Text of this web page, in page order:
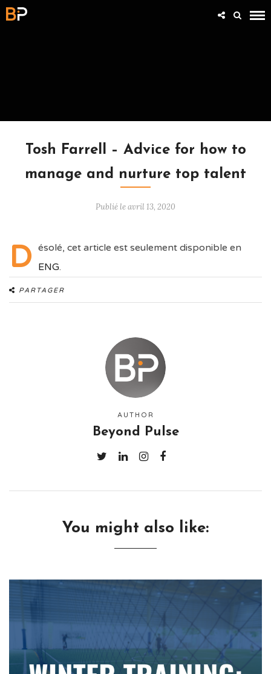
Tosh Farrell – Advice for how to
manage and nurture top talent
Publié le avril 13, 2020
D ésolé, cet article est seulement disponible en
ENG.
PARTAGER
AUTHOR
Beyond Pulse
You might also like: